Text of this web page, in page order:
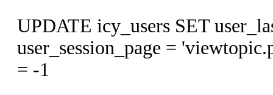
UPDATE icy_users SET
user_session_page =
= -1